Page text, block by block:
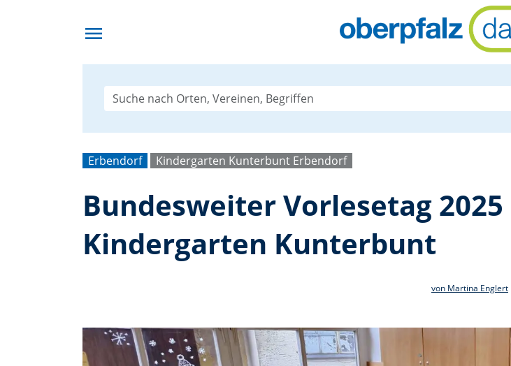
menu
Erbendorf Kindergarten Kunterbunt Erbendorf
Bundesweiter Vorlesetag
Kindergarten Kunterbunt
von Martina Englert